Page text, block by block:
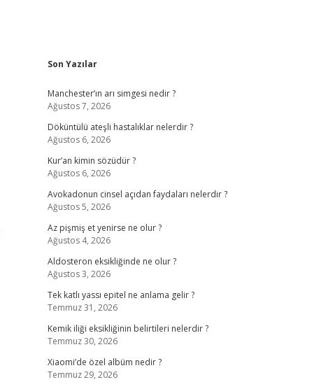
Sidebar
Son Yazılar
Manchester’ın arı simgesi nedir ?
Ağustos 7, 2026
Döküntülü ateşli hastalıklar nelerdir ?
Ağustos 6, 2026
Kur’an kimin sözüdür ?
Ağustos 6, 2026
Avokadonun cinsel açıdan faydaları nelerdir ?
Ağustos 5, 2026
Az pişmiş et yenirse ne olur ?
Ağustos 4, 2026
Aldosteron eksikliğinde ne olur ?
Ağustos 3, 2026
Tek katlı yassı epitel ne anlama gelir ?
Temmuz 31, 2026
Kemik iliği eksikliğinin belirtileri nelerdir ?
Temmuz 30, 2026
Xiaomi’de özel albüm nedir ?
Temmuz 29, 2026